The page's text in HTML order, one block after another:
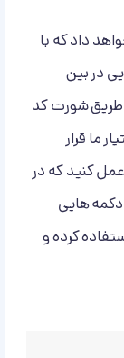
داد که با
در بین
طریق شورت کد
ما قرار
کنید که در
دکمه هایی
کرده و